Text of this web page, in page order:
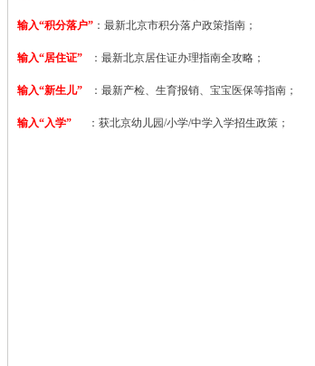
输入“积分落户” ：最新北京市积分落户政策指南；
输入“居住证” ：最新北京居住证办理指南全攻略；
输入“新生儿” ：最新产检、生育报销、宝宝医保等指南；
输入“入学” ：获北京幼儿园/小学/中学入学招生政策；